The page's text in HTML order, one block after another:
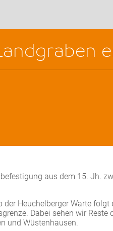
aus dem 15. Jh.
Heuchelberger Warte folgt
Dabei sehen wir Reste
und Wüstenhausen.